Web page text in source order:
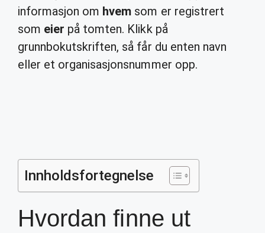
informasjon om hvem som er registrert
som eier på tomten. Klikk på
grunnbokutskriften, så får du enten navn
eller et organisasjonsnummer opp.
Innholdsfortegnelse
Hvordan finne ut